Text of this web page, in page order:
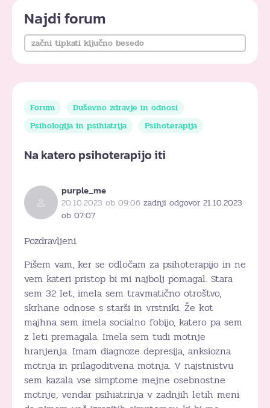
Najdi forum
Forum
Duševno zdravje in odnosi
Psihologija in psihiatrija
Psihoterapija
Na katero psihoterapijo iti
purple_me
20.10.2023 ob 09:06 zadnji odgovor 21.10.2023
ob 07:07
Pozdravljeni.
Pišem vam, ker se odločam za psihoterapijo in ne
vem kateri pristop bi mi najbolj pomagal. Stara
sem 32 let, imela sem travmatično otroštvo,
skrhane odnose s starši in vrstniki. Že kot
majhna sem imela socialno fobijo, katero pa sem
z leti premagala. Imela sem tudi motnje
hranjenja. Imam diagnoze depresija, anksiozna
motnja in prilagoditvena motnja. V najstnistvu
sem kazala vse simptome mejne osebnostne
motnje, vendar psihiatrinja v zadnjih letih meni